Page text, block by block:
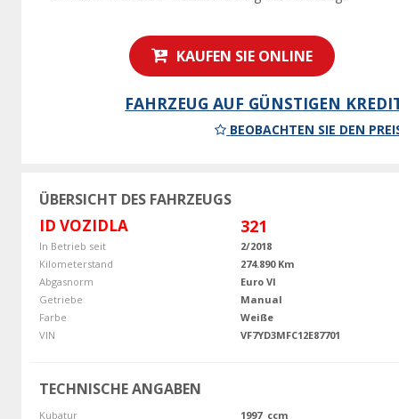
KAUFEN SIE ONLINE
FAHRZEUG AUF GÜNSTIGEN
BEOBACHTEN SIE DEN
ÜBERSICHT DES FAHRZEUGS
ID VOZIDLA 321
In Betrieb seit
2/2018
Kilometerstand
274.890 Km
Abgasnorm
Euro VI
Getriebe
Manual
Farbe
Weiße
VIN
VF7YD3MFC12E87701
TECHNISCHE ANGABEN
Kubatur
1997 ccm